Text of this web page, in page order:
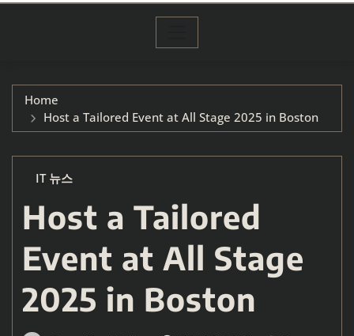
Home
Host a Tailored Event at All Stage 2025 in Boston
IT 뉴스
Host a Tailored
Event at All Stage
2025 in Boston